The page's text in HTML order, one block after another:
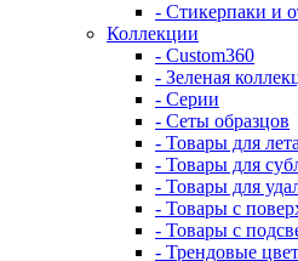
- Стикерпаки и
Коллекции
- Custom360
- Зеленая
- Серии
- Сеты образцов
- Товары для лета
- Товары для
- Товары для
- Товары с
- Товары с
- Трендовые